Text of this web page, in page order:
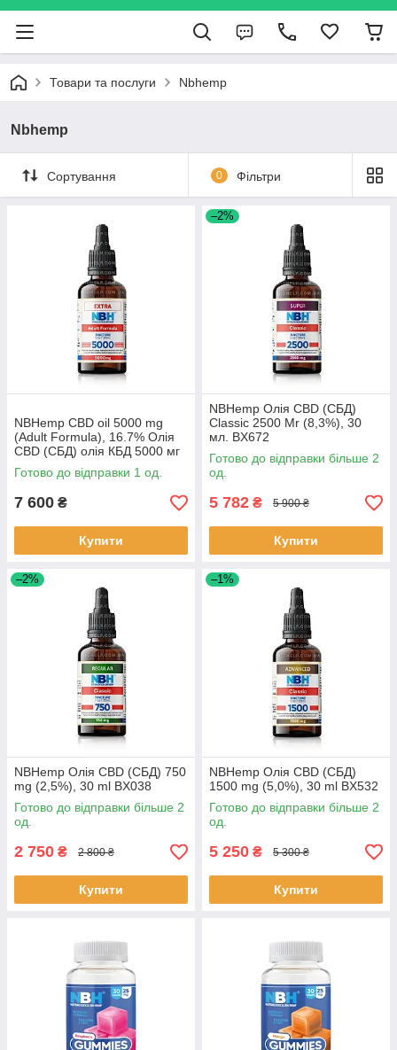
Товари та послуги Nbhemp
Nbhemp
Сортування 0 Фільтри
NBHemp CBD oil 5000 mg
(Adult Formula), 16.7% Олія
CBD (СБД) олія КБД 5000 мг
30 мл BX172
Готово до відправки 1 од.
7 600 ₴
Купити
–2%
NBHemp Олія CBD (СБД)
Classic 2500 Mr (8,3%), 30
мл. BX672
Готово до відправки більше 2
од.
5 782 ₴ 5 900 ₴
Купити
–2%
NBHemp Олія CBD (СБД) 750
mg (2,5%), 30 ml BX038
Готово до відправки більше 2
од.
2 750 ₴ 2 800 ₴
Купити
–1%
NBHemp Олія CBD (СБД)
1500 mg (5,0%), 30 ml BX532
Готово до відправки більше 2
од.
5 250 ₴ 5 300 ₴
Купити